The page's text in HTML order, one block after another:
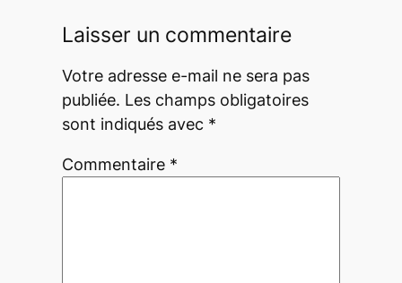
Laisser un commentaire
Votre adresse e-mail ne sera pas
publiée. Les champs obligatoires
sont indiqués avec *
Commentaire *